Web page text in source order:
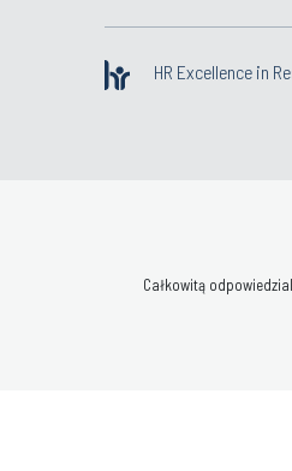
HR Excellence in
Całkowitą